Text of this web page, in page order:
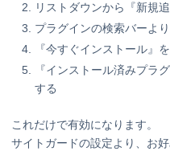
リストダウンから『新規
プラグインの検索バーよ
『今すぐインストール』
『インストール済みプラ
する
これだけで有効になります。
サイトガードの設定より、お